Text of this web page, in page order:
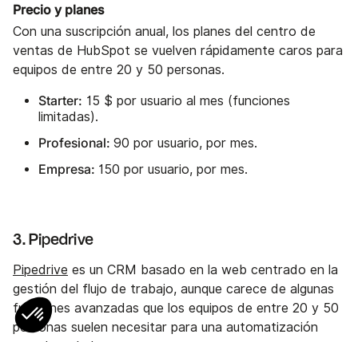
Precio y planes
Con una suscripción anual, los planes del centro de
ventas de HubSpot se vuelven rápidamente caros para
equipos de entre 20 y 50 personas.
Starter: 15 $ por usuario al mes (funciones
limitadas).
Profesional: 90 por usuario, por mes.
Empresa: 150 por usuario, por mes.
3. Pipedrive
Pipedrive es un CRM basado en la web centrado en la
gestión del flujo de trabajo, aunque carece de algunas
funciones avanzadas que los equipos de entre 20 y 50
personas suelen necesitar para una automatización